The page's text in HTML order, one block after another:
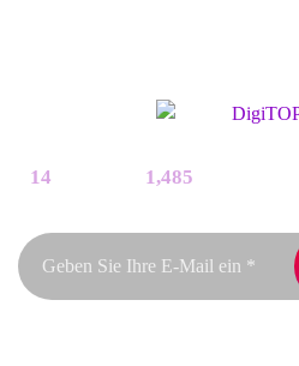
14 1,485